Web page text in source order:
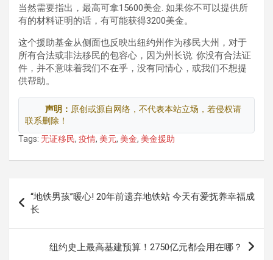
当然需要指出，最高可拿15600美金. 如果你不可以提供所
有的材料证明的话，有可能获得3200美金。
这个援助基金从侧面也反映出纽约州作为移民大州，对于
所有合法或非法移民的包容心，因为州长说: 你没有合法证
件，并不意味着我们不在乎，没有同情心，或我们不想提
供帮助。
声明： 原创或源自网络，不代表本站立场，若侵权请
联系删除！
Tags: 无证移民, 疫情, 美元, 美金, 美金援助
章
导
“地铁男孩”暖心! 20年前遗弃地铁站 今天有爱抚养幸福成
长
纽约史上最高基建预算！2750亿元都会用在哪？